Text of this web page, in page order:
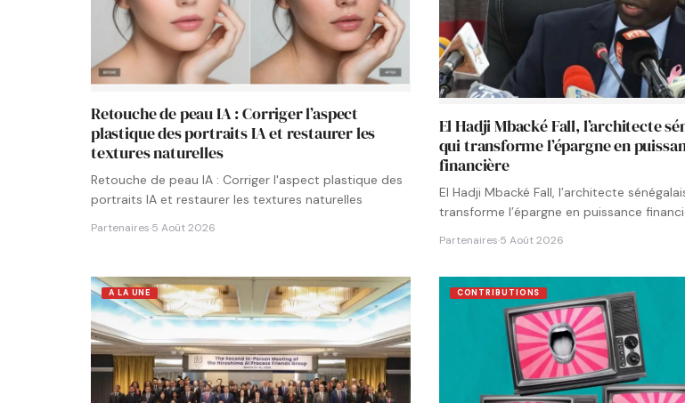
Retouche de peau IA : Corriger l’aspect
plastique des portraits IA et restaurer les
textures naturelles
Retouche de peau IA : Corriger l'aspect plastique des
portraits IA et restaurer les textures naturelles
Partenaires·5 Août 2026
El Hadji Mbacké Fall, l’architecte
qui transforme l’épargne en
financière
El Hadji Mbacké Fall, l’architecte
transforme l’épargne en puissance
Partenaires·5 Août 2026
A LA UNE CONTRIBUTIONS